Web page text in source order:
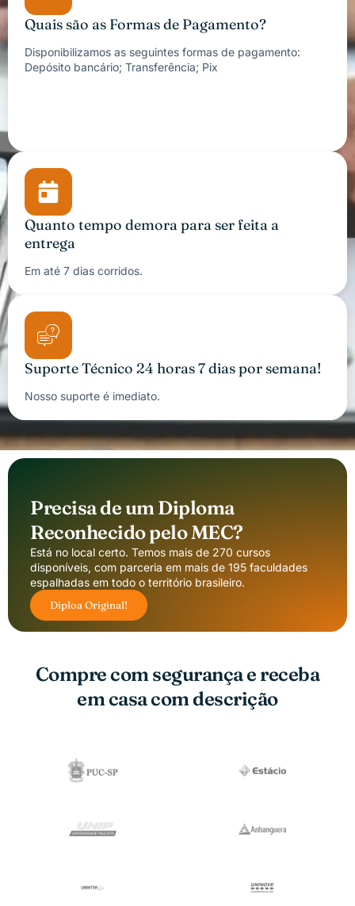
Quais são as Formas de Pagamento?
Disponibilizamos as seguintes formas de pagamento:
Depósito bancário; Transferência; Pix
Quanto tempo demora para ser feita a
entrega
Em até 7 dias corridos.
Suporte Técnico 24 horas 7 dias por semana!
Nosso suporte é imediato.
Precisa de um Diploma
Reconhecido pelo MEC?
Está no local certo. Temos mais de 270 cursos
disponíveis, com parceria em mais de 195 faculdades
espalhadas em todo o território brasileiro.
Diploa Original!
Compre com segurança e receba
em casa com descrição